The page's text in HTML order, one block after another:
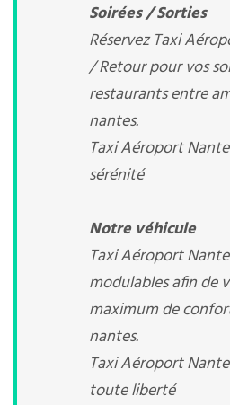
Soirées / Sorties
Réservez Taxi
/ Retour pour vos
restaurants entre
nantes.
Taxi Aéroport
sérénité
Notre véhicule
Taxi Aéroport
modulables afin de
maximum de
nantes.
Taxi Aéroport
toute liberté